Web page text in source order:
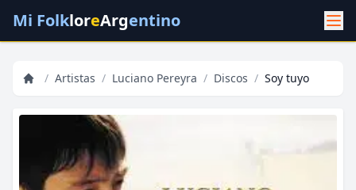
Mi FolkloreArgentino
/ Artistas / Luciano Pereyra / Discos / Soy tuyo